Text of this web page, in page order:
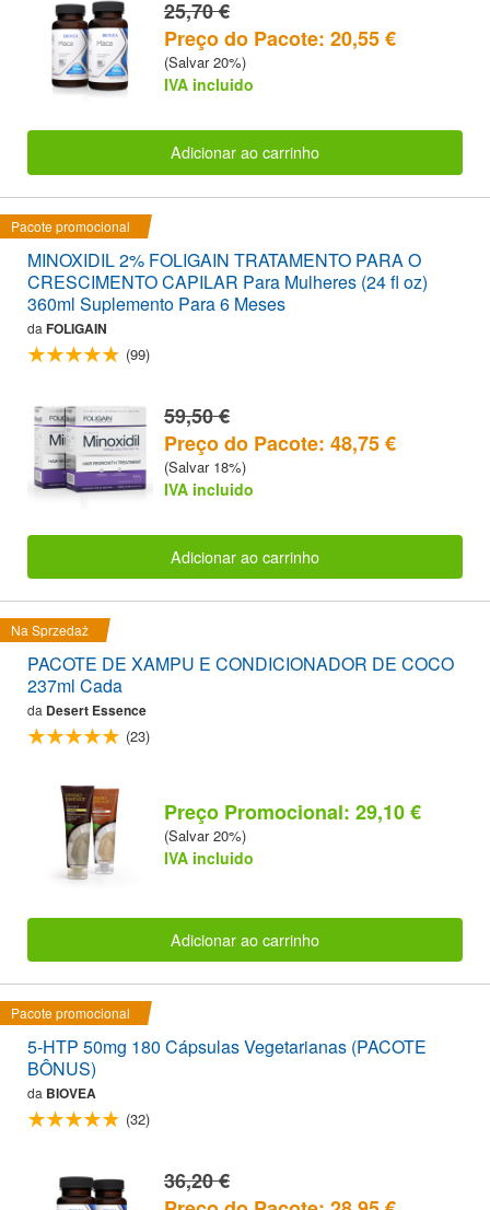
25,70 €
Preço do Pacote: 20,55 €
(Salvar 20%)
IVA incluido
Adicionar ao carrinho
Pacote promocional
MINOXIDIL 2% FOLIGAIN TRATAMENTO PARA O
CRESCIMENTO CAPILAR Para Mulheres (24 fl oz)
360ml Suplemento Para 6 Meses
da FOLIGAIN
(99)
59,50 €
Preço do Pacote: 48,75 €
(Salvar 18%)
IVA incluido
Adicionar ao carrinho
Na Sprzedaż
PACOTE DE XAMPU E CONDICIONADOR DE COCO
237ml Cada
da Desert Essence
(23)
Preço Promocional: 29,10 €
(Salvar 20%)
IVA incluido
Adicionar ao carrinho
Pacote promocional
5-HTP 50mg 180 Cápsulas Vegetarianas (PACOTE
BÔNUS)
da BIOVEA
(32)
36,20 €